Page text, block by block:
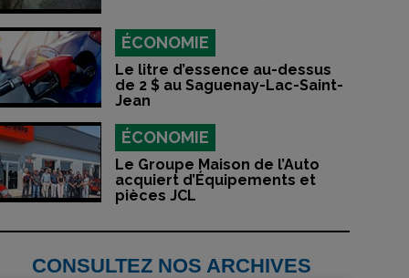
ÉCONOMIE
Le litre d’essence au-dessus
de 2 $ au Saguenay-Lac-Saint-
Jean
ÉCONOMIE
Le Groupe Maison de l’Auto
acquiert d’Équipements et
pièces JCL
CONSULTEZ NOS ARCHIVES